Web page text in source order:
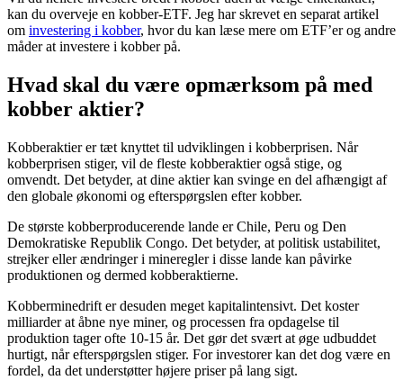
kan du overveje en kobber-ETF. Jeg har skrevet en separat artikel
om investering i kobber, hvor du kan læse mere om ETF’er og andre
måder at investere i kobber på.
Hvad skal du være opmærksom på med
kobber aktier?
Kobberaktier er tæt knyttet til udviklingen i kobberprisen. Når
kobberprisen stiger, vil de fleste kobberaktier også stige, og
omvendt. Det betyder, at dine aktier kan svinge en del afhængigt af
den globale økonomi og efterspørgslen efter kobber.
De største kobberproducerende lande er Chile, Peru og Den
Demokratiske Republik Congo. Det betyder, at politisk ustabilitet,
strejker eller ændringer i mineregler i disse lande kan påvirke
produktionen og dermed kobberaktierne.
Kobberminedrift er desuden meget kapitalintensivt. Det koster
milliarder at åbne nye miner, og processen fra opdagelse til
produktion tager ofte 10-15 år. Det gør det svært at øge udbuddet
hurtigt, når efterspørgslen stiger. For investorer kan det dog være en
fordel, da det understøtter højere priser på lang sigt.